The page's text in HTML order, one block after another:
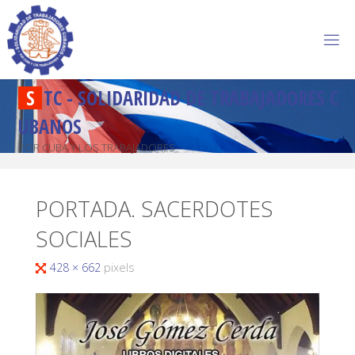
S TC-SOLIDARIDADD R A BAJADORES C
U BANOS
POR CUBA Y LOS TRABAJADORES
PORTADA. SACERDOTES
SOCIALES
428 × 662 pixels